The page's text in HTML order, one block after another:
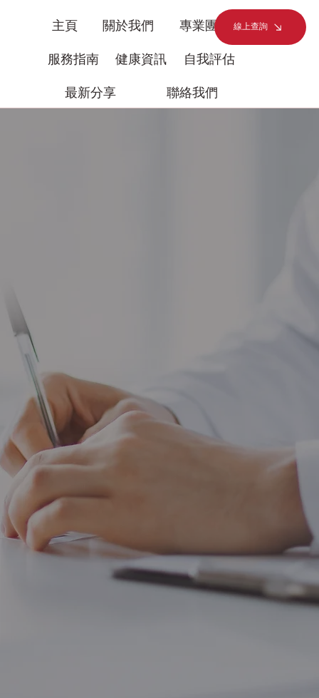
主頁 關於我們 專業團隊
服務指南 健康資訊 自我評估
最新分享 聯絡我們
線上查詢